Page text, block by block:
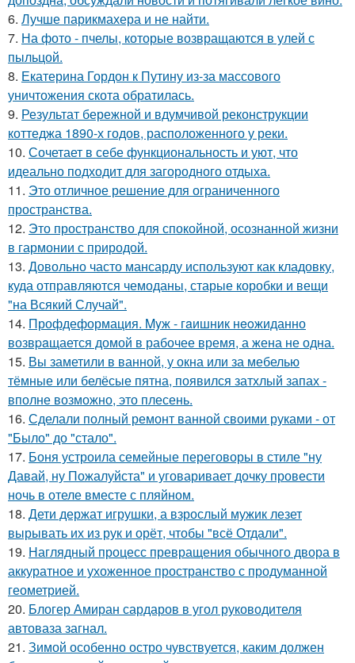
6. Лучше парикмахера и не найти.
7. На фото - пчелы, которые возвращаются в улей с
пыльцой.
8. Екатерина Гордон к Путину из-за массового
уничтожения скота обратилась.
9. Результат бережной и вдумчивой реконструкции
коттеджа 1890-х годов, расположенного у реки.
10. Сочетает в себе функциональность и уют, что
идеально подходит для загородного отдыха.
11. Это отличное решение для ограниченного
пространства.
12. Это пространство для спокойной, осознанной жизни
в гармонии с природой.
13. Довольно часто мансарду используют как кладовку,
куда отправляются чемоданы, старые коробки и вещи
"на Всякий Случай".
14. Профдеформация. Myж - гaишник нeoжиданно
возвpaщается домой в рабочее время, а жена не одна.
15. Вы заметили в ванной, у окна или за мебелью
тёмные или белёсые пятна, появился затхлый запах -
вполне возможно, это плесень.
16. Сделали полный ремонт ванной своими руками - от
"Было" до "стало".
17. Боня устроила семейные переговоры в стиле "ну
Давай, ну Пожалуйста" и уговаривает дочку провести
ночь в отеле вместе с пляйном.
18. Дети держат игрушки, а взрослый мужик лезет
вырывать их из рук и орёт, чтобы "всё Отдали".
19. Наглядный процесс превращения обычного двора в
аккуратное и ухоженное пространство с продуманной
геометрией.
20. Блогер Амиран сардаров в угол руководителя
автоваза загнал.
21. Зимой особенно остро чувствуется, каким должен